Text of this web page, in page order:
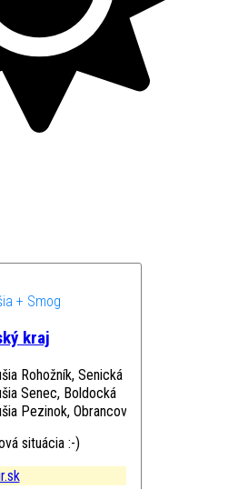
+ Smog
kraj
Rohožník, Senická
Senec, Boldocká
Pezinok, Obrancov mieru
situácia :-)